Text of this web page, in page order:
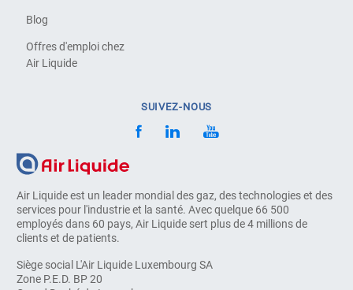
Air Liquide est un leader mondial des gaz, des technologies et des
services pour l'industrie et la santé. Avec quelque 66 500
employés dans 60 pays, Air Liquide sert plus de 4 millions de
clients et de patients.
Siège social L'Air Liquide Luxembourg SA
Zone P.E.D. BP 20
Blog
Offres d'emploi chez
Air Liquide
SUIVEZ-NOUS